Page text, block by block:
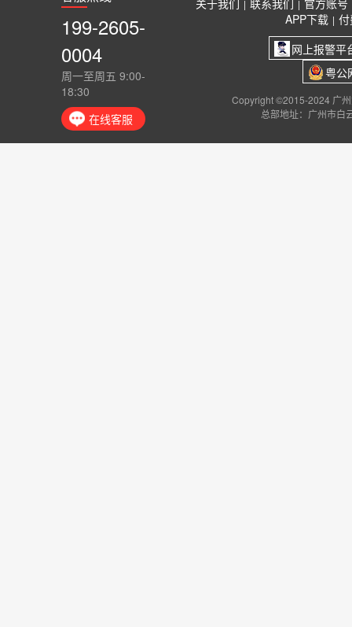
199-2605-
0004
周一至周五 9:00-
18:30
在线客服
关于我们 | 联系我们 | 官方账号
APP下载 |
网上报警平
粤公
Copyright ©2015-2024 广
总部地址：广州市白